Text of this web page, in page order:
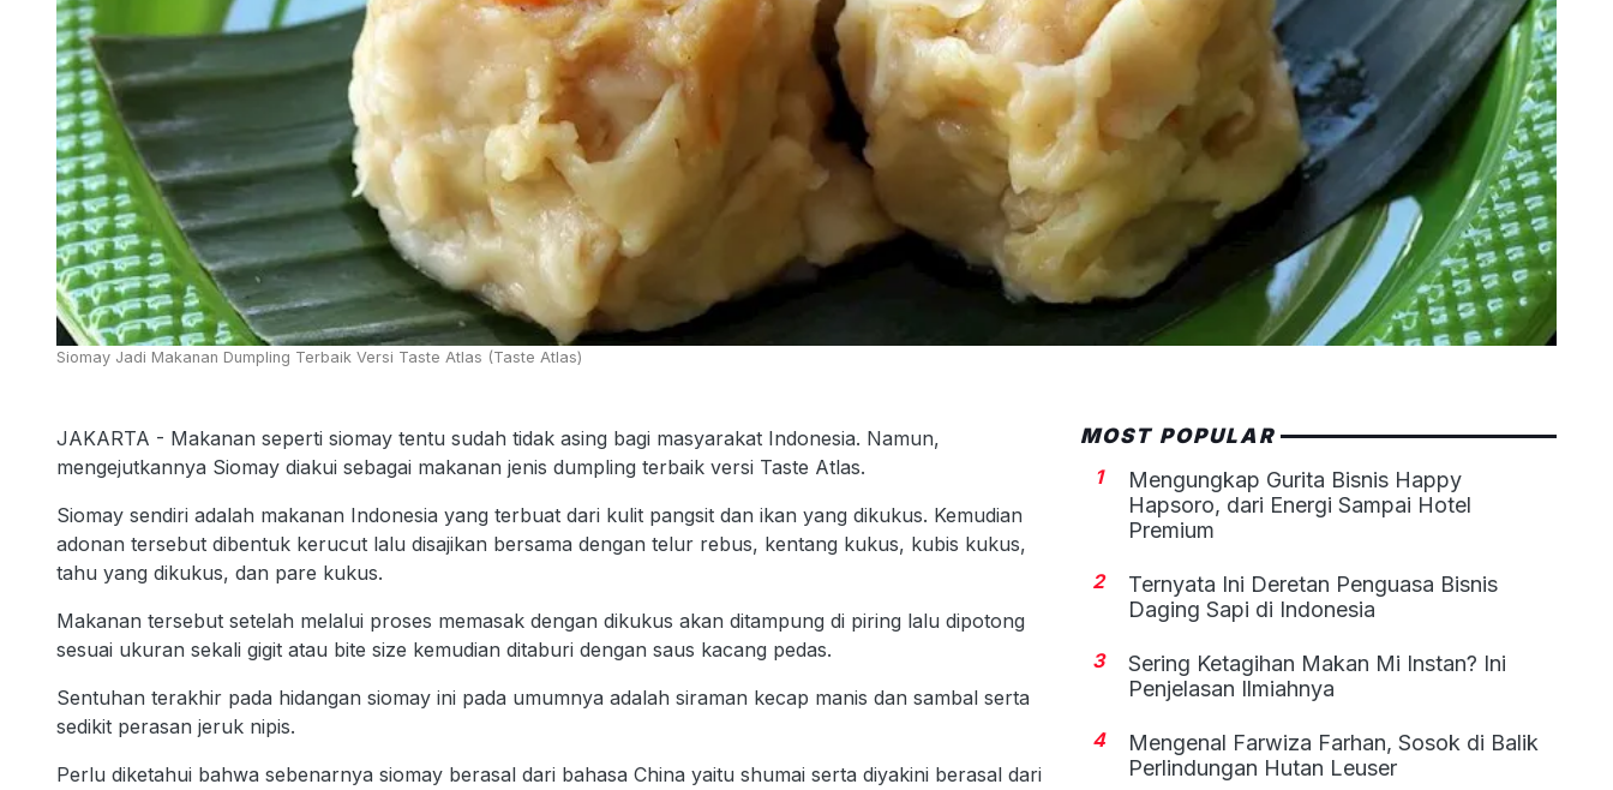
Siomay Jadi Makanan Dumpling Terbaik Versi Taste Atlas (Taste Atlas)
JAKARTA - Makanan seperti siomay tentu sudah tidak asing bagi masyarakat Indonesia. Namun,
mengejutkannya Siomay diakui sebagai makanan jenis dumpling terbaik versi Taste Atlas.
Siomay sendiri adalah makanan Indonesia yang terbuat dari kulit pangsit dan ikan yang dikukus. Kemudian
adonan tersebut dibentuk kerucut lalu disajikan bersama dengan telur rebus, kentang kukus, kubis kukus,
tahu yang dikukus, dan pare kukus.
Makanan tersebut setelah melalui proses memasak dengan dikukus akan ditampung di piring lalu dipotong
sesuai ukuran sekali gigit atau bite size kemudian ditaburi dengan saus kacang pedas.
Sentuhan terakhir pada hidangan siomay ini pada umumnya adalah siraman kecap manis dan sambal serta
sedikit perasan jeruk nipis.
Perlu diketahui bahwa sebenarnya siomay berasal dari bahasa China yaitu shumai serta diyakini berasal dari
MOST POPULAR
1
Mengungkap Gurita Bisnis Happy
Hapsoro, dari Energi Sampai Hotel
Premium
2
Ternyata Ini Deretan Penguasa Bisnis
Daging Sapi di Indonesia
3
Sering Ketagihan Makan Mi Instan? Ini
Penjelasan Ilmiahnya
4
Mengenal Farwiza Farhan, Sosok di Balik
Perlindungan Hutan Leuser